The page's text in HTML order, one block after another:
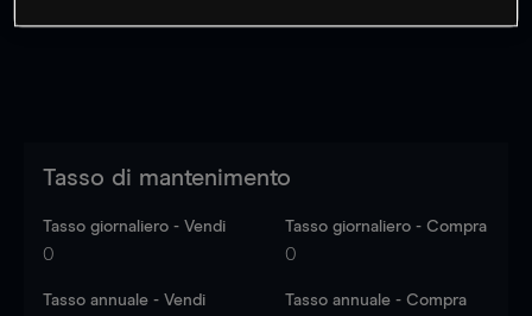
Tasso di mantenimento
Tasso giornaliero - Vendi
0
Tasso giornaliero - Compra
0
Tasso annuale - Vendi Tasso annuale - Compra